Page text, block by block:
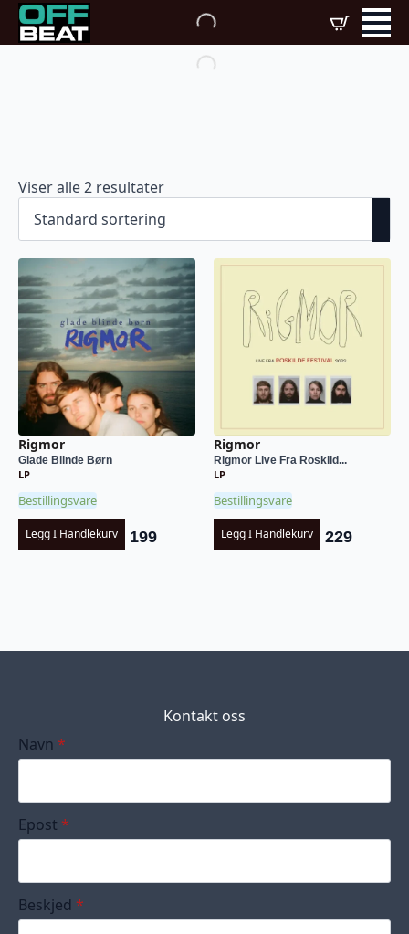
Viser alle 2 resultater
Rigmor
Glade Blinde Børn
LP
Bestillingsvare
Legg I Handlekurv 199
Rigmor
Rigmor Live Fra Roskild...
LP
Bestillingsvare
Legg I Handlekurv 229
Kontakt oss
Navn *
Epost *
Beskjed *